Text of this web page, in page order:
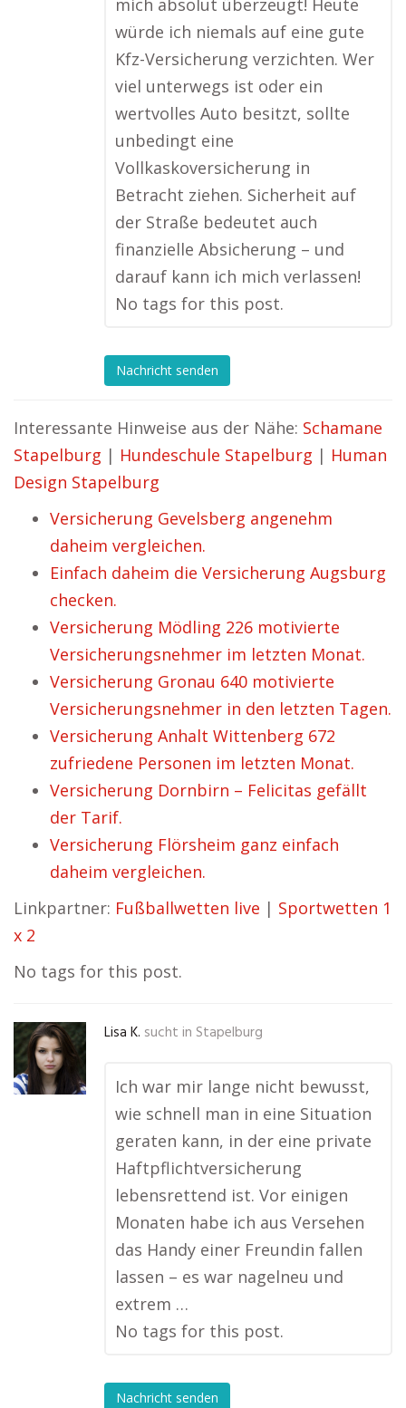
mich absolut überzeugt! Heute
würde ich niemals auf eine gute
Kfz-Versicherung verzichten. Wer
viel unterwegs ist oder ein
wertvolles Auto besitzt, sollte
unbedingt eine
Vollkaskoversicherung in
Betracht ziehen. Sicherheit auf
der Straße bedeutet auch
finanzielle Absicherung – und
darauf kann ich mich verlassen!
No tags for this post.
Nachricht senden
Interessante Hinweise aus der Nähe: Schamane
Stapelburg | Hundeschule Stapelburg | Human
Design Stapelburg
Versicherung Gevelsberg angenehm
daheim vergleichen.
Einfach daheim die Versicherung Augsburg
checken.
Versicherung Mödling 226 motivierte
Versicherungsnehmer im letzten Monat.
Versicherung Gronau 640 motivierte
Versicherungsnehmer in den letzten Tagen.
Versicherung Anhalt Wittenberg 672
zufriedene Personen im letzten Monat.
Versicherung Dornbirn – Felicitas gefällt
der Tarif.
Versicherung Flörsheim ganz einfach
daheim vergleichen.
Linkpartner: Fußballwetten live | Sportwetten 1
x 2
No tags for this post.
Lisa K. sucht in Stapelburg
Ich war mir lange nicht bewusst,
wie schnell man in eine Situation
geraten kann, in der eine private
Haftpflichtversicherung
lebensrettend ist. Vor einigen
Monaten habe ich aus Versehen
das Handy einer Freundin fallen
lassen – es war nagelneu und
extrem …
No tags for this post.
Nachricht senden